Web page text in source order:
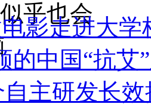
乎也会
影走进大学
的中国“抗艾
主研发长